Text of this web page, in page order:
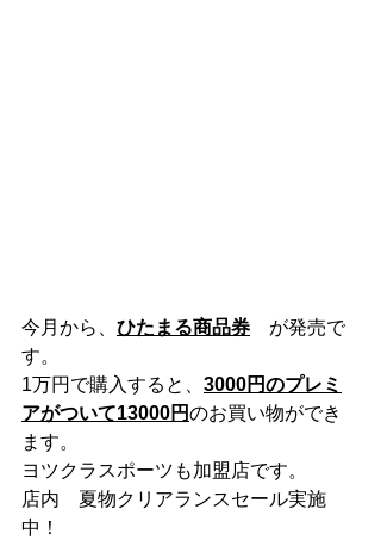
今月から、 ひたまる商品券 が発売で
す。
1万円で購入すると、 3000円のプレミ
アがついて13000円のお買い物ができ
ます。
ヨツクラスポーツも加盟店です。
店内　夏物クリアランスセール実施
中！